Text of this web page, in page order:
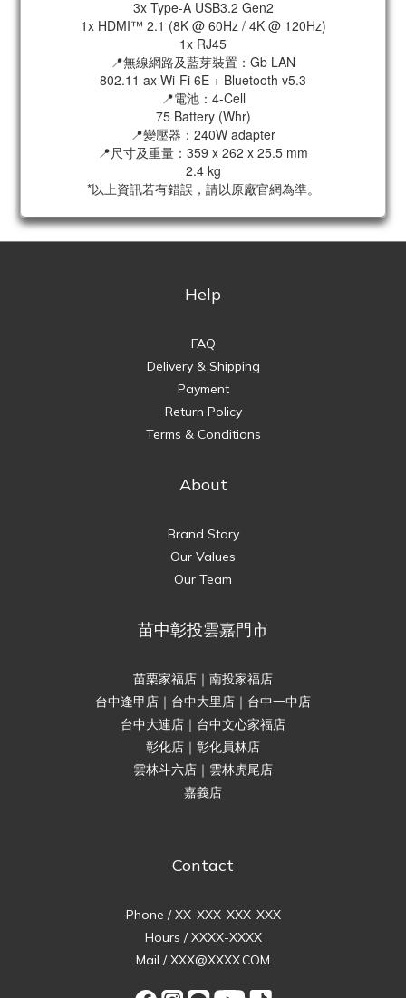
3x Type-A USB3.2 Gen2
1x HDMI™ 2.1 (8K @ 60Hz / 4K @ 120Hz)
1x RJ45
📍無線網路及藍芽裝置：Gb LAN
802.11 ax Wi-Fi 6E + Bluetooth v5.3
📍電池：4-Cell
75 Battery (Whr)
📍變壓器：240W adapter
📍尺寸及重量：359 x 262 x 25.5 mm
2.4 kg
*以上資訊若有錯誤，請以原廠官網為準。
Help
FAQ
Delivery & Shipping
Payment
Return Policy
Terms & Conditions
About
Brand Story
Our Values
Our Team
苗中彰投雲嘉門市
苗栗家福店｜南投家福店
台中逢甲店｜台中大里店｜台中一中店
台中大連店｜台中文心家福店
彰化店｜彰化員林店
雲林斗六店｜雲林虎尾店
嘉義店
Contact
Phone / XX-XXX-XXX-XXX
Hours / XXXX-XXXX
Mail / XXX@XXXX.COM